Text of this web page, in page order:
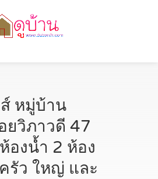
หมู่บ้าน
ยวิภาวดี 47
องน้ำ 2 ห้อง
รัว ใหญ่ และ